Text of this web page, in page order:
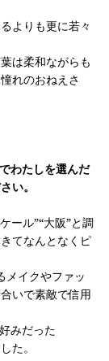
よりも更に若々
は柔和ながらも
れのおねえさ
わたしを選んだ
い。
ール”“大阪”と調
てなんとなくピ
メイクやファッ
いで素敵で信用
みだった
た。